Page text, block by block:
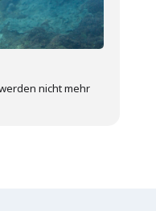
nicht mehr